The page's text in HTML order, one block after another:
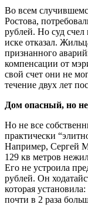
Во всем
Ростова,
рублей. Но суд
иске отказал.
признанного
компенсации от
свой счет они не
течение двух лет
Дом опасный, но
Но не все
практически
Например, Сергей
129 кв метров
Его не устроила
рублей. Он
которая
почти в 2 раза